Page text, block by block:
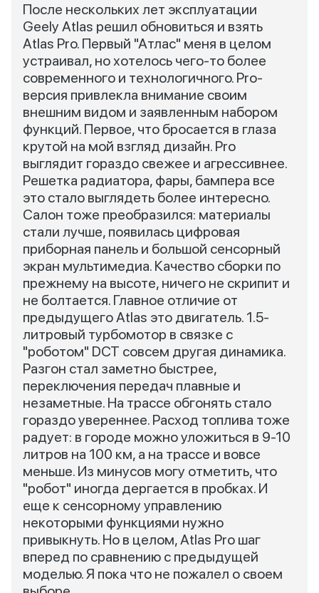
После нескольких лет эксплуатации
Geely Atlas решил обновиться и взять
Atlas Pro. Первый "Атлас" меня в целом
устраивал, но хотелось чего-то более
современного и технологичного. Pro-
версия привлекла внимание своим
внешним видом и заявленным набором
функций. Первое, что бросается в глаза
крутой на мой взгляд дизайн. Pro
выглядит гораздо свежее и агрессивнее.
Решетка радиатора, фары, бампера все
это стало выглядеть более интересно.
Салон тоже преобразился: материалы
стали лучше, появилась цифровая
приборная панель и большой сенсорный
экран мультимедиа. Качество сборки по
прежнему на высоте, ничего не скрипит и
не болтается. Главное отличие от
предыдущего Atlas это двигатель. 1.5-
литровый турбомотор в связке с
"роботом" DCT совсем другая динамика.
Разгон стал заметно быстрее,
переключения передач плавные и
незаметные. На трассе обгонять стало
гораздо увереннее. Расход топлива тоже
радует: в городе можно уложиться в 9-10
литров на 100 км, а на трассе и вовсе
меньше. Из минусов могу отметить, что
"робот" иногда дергается в пробках. И
еще к сенсорному управлению
некоторыми функциями нужно
привыкнуть. Но в целом, Atlas Pro шаг
вперед по сравнению с предыдущей
моделью. Я пока что не пожалел о своем